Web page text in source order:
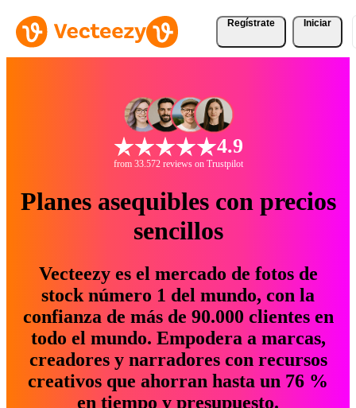
Regístrate Iniciar
4.9
from 33.572 reviews on Trustpilot
Planes asequibles con precios
sencillos
Vecteezy es el mercado de fotos de
stock número 1 del mundo, con la
confianza de más de 90.000 clientes en
todo el mundo. Empodera a marcas,
creadores y narradores con recursos
creativos que ahorran hasta un 76 %
en tiempo y presupuesto.